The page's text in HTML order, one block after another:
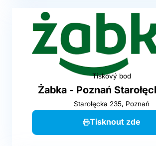
Tiskový bod
Żabka - Poznań
Starołęcka 235, Poznań
Tisknout zde